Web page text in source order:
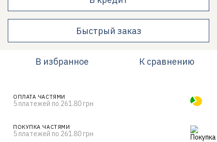
Быстрый заказ
В избранное К сравнению
ОПЛАТА ЧАСТЯМИ
5 платежей по 261.80 грн
ПОКУПКА ЧАСТЯМИ
5 платежей по 261.80 грн